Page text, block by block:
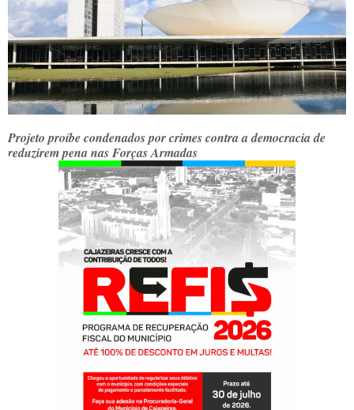
Projeto proíbe condenados por crimes contra a democracia de
reduzirem pena nas Forças Armadas